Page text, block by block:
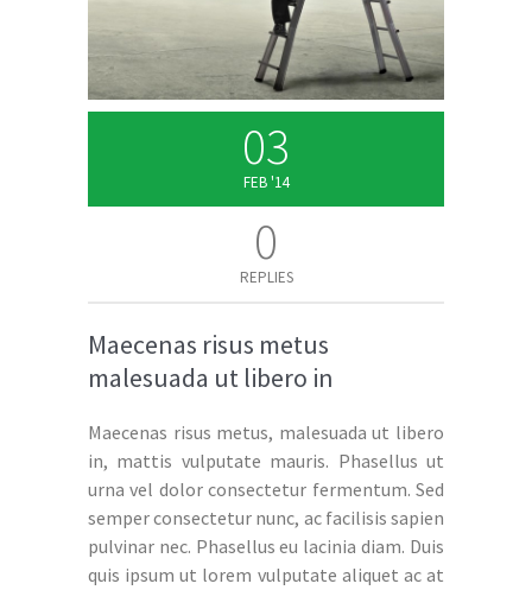
03
FEB '14
0
REPLIES
Maecenas risus metus
malesuada ut libero in
Maecenas risus metus, malesuada ut libero
in, mattis vulputate mauris. Phasellus ut
urna vel dolor consectetur fermentum. Sed
semper consectetur nunc, ac facilisis sapien
pulvinar nec. Phasellus eu lacinia diam. Duis
quis ipsum ut lorem vulputate aliquet ac at